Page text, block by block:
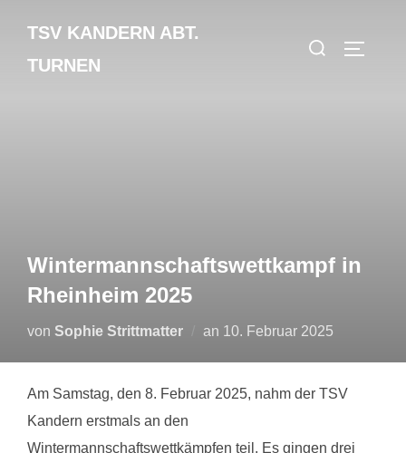
Inhalt
springen
TSV KANDERN ABT.
TURNEN
Suchen
Wintermannschaftswettkampf in
Rheinheim 2025
von Sophie Strittmatter an Veröffentlicht
10. Februar 2025
Am Samstag, den 8. Februar 2025, nahm der TSV
Kandern erstmals an den
Wintermannschaftswettkämpfen teil. Es gingen drei